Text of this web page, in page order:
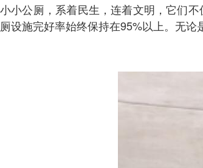
小小公厕，系着民生，连着文明，它们
厕设施完好率始终保持在95%以上。无论